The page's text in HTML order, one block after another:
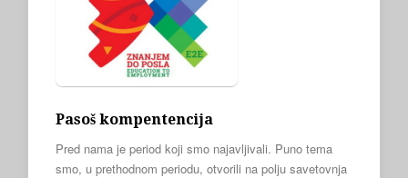
Pasoš kompentencija
Pred nama je period koji smo najavljivali. Puno tema
smo, u prethodnom periodu, otvorili na polju savetovnja